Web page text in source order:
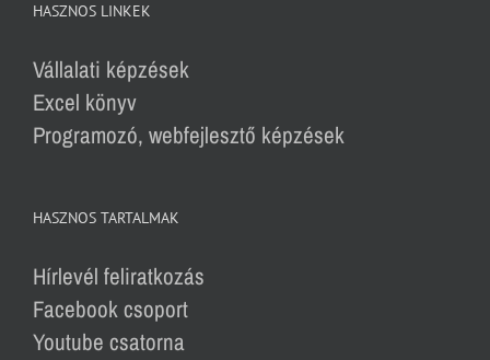
HASZNOS LINKEK
Vállalati képzések
Excel könyv
Programozó, webfejlesztő képzések
HASZNOS TARTALMAK
Hírlevél feliratkozás
Facebook csoport
Youtube csatorna